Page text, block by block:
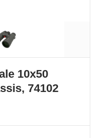
10x50
74102